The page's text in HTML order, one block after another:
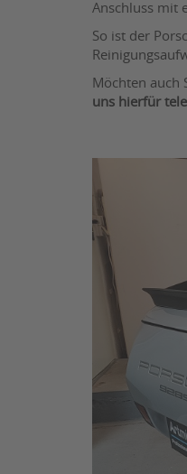
Anschluss mit
So ist der
Möchten auch
uns hierfür